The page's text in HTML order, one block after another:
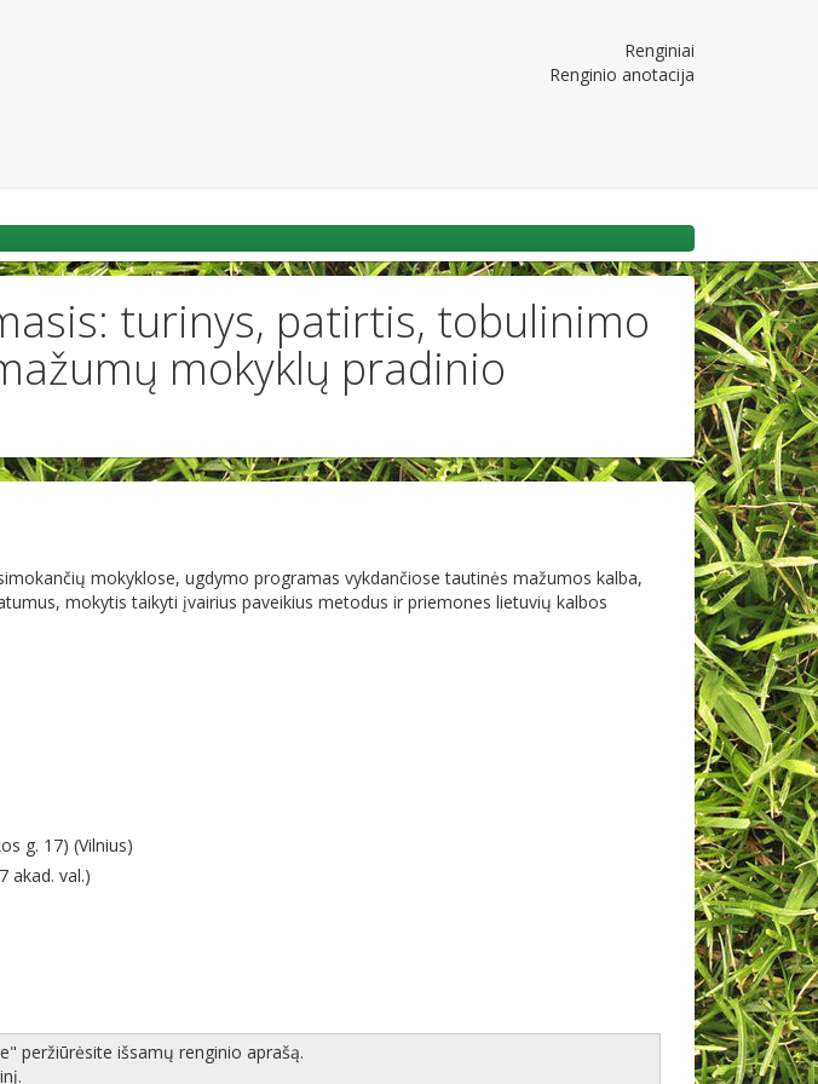
Renginiai
Renginio anotacija
turinys, patirtis, tobulinimo
mokyklų pradinio
mokyklose, ugdymo programas vykdančiose tautinės mažumos kalba,
mokytis taikyti įvairius paveikius metodus ir priemones lietuvių kalbos
g. 17) (Vilnius)
akad. val.)
peržiūrėsite išsamų renginio aprašą.